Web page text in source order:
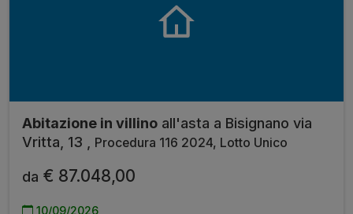
Abitazione in villino all'asta a Bisignano via
Vritta, 13 ,
Procedura 116 2024, Lotto Unico
da € 87.048,00
10/09/2026